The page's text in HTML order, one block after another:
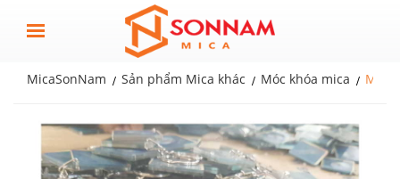
MicaSonNam Sản phẩm Mica khác Móc khóa mica Móc